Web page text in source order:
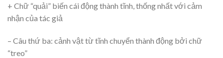
+ Chữ “quải” biến cái động thành tĩnh, thống nhất với cảm
nhận của tác giả
– Câu thứ ba: cảnh vật từ tĩnh chuyển thành động bởi chữ
“treo”